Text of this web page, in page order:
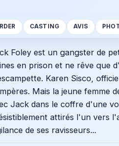
CASTING AVIS
Foley est un gangster de
en prison et ne rêve que
Karen Sisco,
Mais la jeune femme
Jack dans le coffre d'une
attirés l'un vers
de ses ravisseurs...